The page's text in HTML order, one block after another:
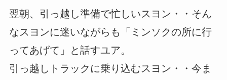
翌朝、引っ越し準備で忙しいスヨン・・そん
なスヨンに迷いながらも「ミンソクの所に行
ってあげて」と話すユア。
引っ越しトラックに乗り込むスヨン・・今ま